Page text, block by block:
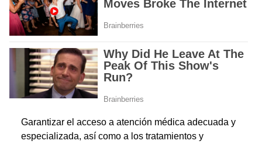
Garantizar el acceso a atención médica adecuada y
especializada, así como a los tratamientos y